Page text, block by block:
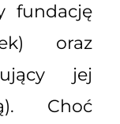
fundację
oraz
jej
Choć